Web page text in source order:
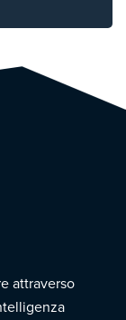
attraverso